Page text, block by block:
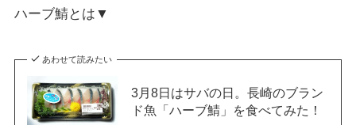
ハーブ鯖とは▼
あわせて読みたい
3月8日はサバの日。長崎のブラン
ド魚「ハーブ鯖」を食べてみた！